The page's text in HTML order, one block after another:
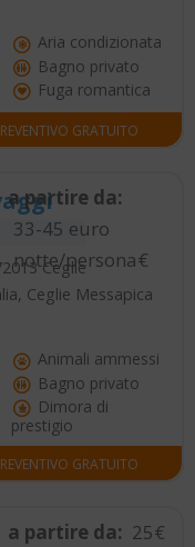
Aria condizionata
Bagno privato
Fuga romantica
GRATUITO
a partire da:
33-45 euro
notte/persona€
Ceglie
Ceglie Messapica
Animali ammessi
Bagno privato
Dimora di
prestigio
GRATUITO
a partire da: 25€